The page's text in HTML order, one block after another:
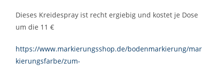
Dieses Kreidespray ist recht ergiebig und kostet je Dose
um die 11 €
https://www.markierungsshop.de/bodenmarkierung/mar
kierungsfarbe/zum-